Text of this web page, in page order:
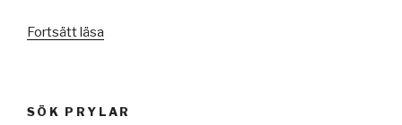
Fortsätt läsa
SÖK PRYLAR